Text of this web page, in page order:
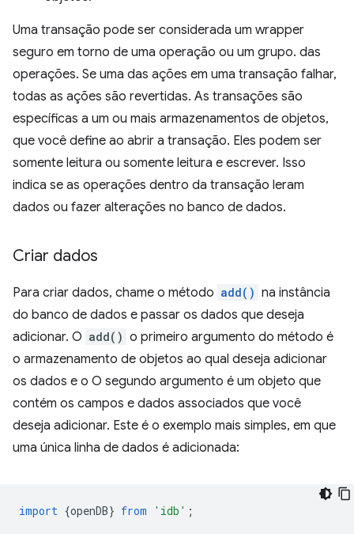
Uma transação pode ser considerada um wrapper
seguro em torno de uma operação ou um grupo. das
operações. Se uma das ações em uma transação falhar,
todas as ações são revertidas. As transações são
específicas a um ou mais armazenamentos de objetos,
que você define ao abrir a transação. Eles podem ser
somente leitura ou somente leitura e escrever. Isso
indica se as operações dentro da transação leram
dados ou fazer alterações no banco de dados.
Criar dados
Para criar dados, chame o método add() na instância
do banco de dados e passar os dados que deseja
adicionar. O add() o primeiro argumento do método é
o armazenamento de objetos ao qual deseja adicionar
os dados e o O segundo argumento é um objeto que
contém os campos e dados associados que você
deseja adicionar. Este é o exemplo mais simples, em que
uma única linha de dados é adicionada:
import {openDB} from 'idb' ;